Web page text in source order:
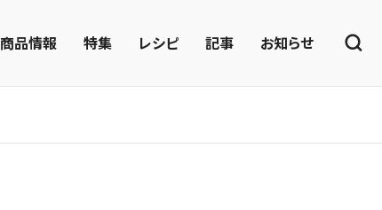
商品情報 特集 レシピ 記事 お知らせ